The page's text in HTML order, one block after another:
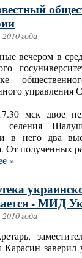
года
вечером в
мск двое
селения
в него два
От полученных
»
- МИД
года
Карасин